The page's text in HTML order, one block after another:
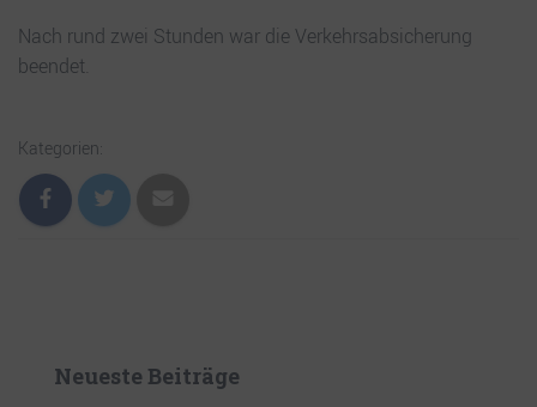
Nach rund zwei Stunden war die Verkehrsabsicherung
beendet.
Kategorien:
Neueste Beiträge